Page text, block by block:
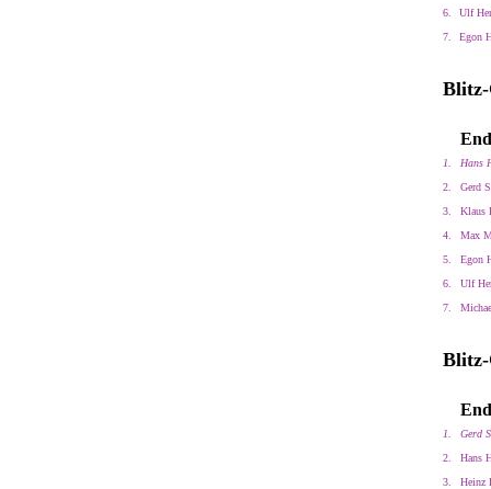
6.
Ulf
7.
Egon
1.
Hans
2.
Gerd
3.
Klaus
4.
Max
5.
Egon
6.
Ulf
7.
1.
Gerd
2.
Hans
3.
Heinz